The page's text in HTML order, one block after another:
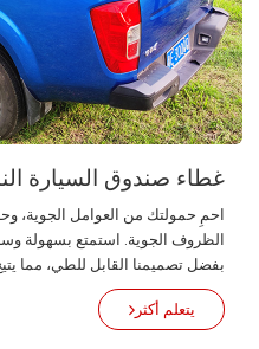
غطاء صندوق السيارة
احمِ حمولتك من العوامل الجوية،
الظروف الجوية. استمتع بسهولة
بفضل تصميمنا القابل للطي، مما
يتعلم أكثر